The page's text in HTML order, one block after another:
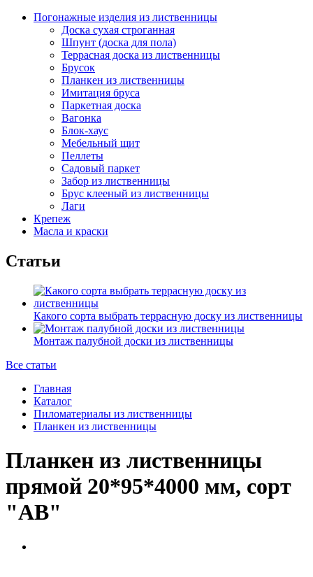
Погонажные изделия из лиственницы
Доска сухая строганная
Шпунт (доска для пола)
Террасная доска из лиственницы
Брусок
Планкен из лиственницы
Имитация бруса
Паркетная доска
Вагонка
Блок-хаус
Мебельный щит
Пеллеты
Садовый паркет
Забор из лиственницы
Брус клееный из лиственницы
Лаги
Крепеж
Масла и краски
Статьи
Какого сорта выбрать террасную доску из лиственницы
Монтаж палубной доски из лиственницы
Все статьи
Главная
Каталог
Пиломатериалы из лиственницы
Планкен из лиственницы
Планкен из лиственницы
прямой 20*95*4000 мм, сорт
"AB"